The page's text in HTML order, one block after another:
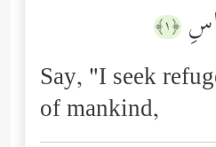
﴿١﴾
Say, "I seek
of mankind,